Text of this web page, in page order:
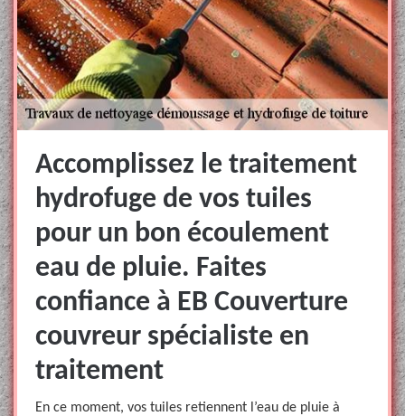
Accomplissez le traitement
hydrofuge de vos tuiles
pour un bon écoulement
eau de pluie. Faites
confiance à EB Couverture
couvreur spécialiste en
traitement
En ce moment, vos tuiles retiennent l’eau de pluie à